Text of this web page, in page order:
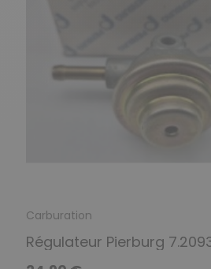
Carburation
Régulateur Pierburg